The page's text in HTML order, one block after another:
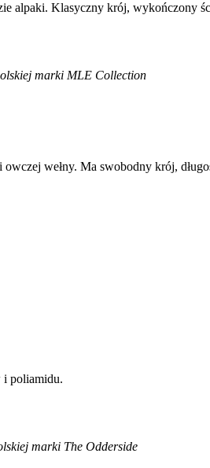
alpaki. Klasyczny krój, wykończony
marki MLE Collection
wełny. Ma swobodny krój,
i poliamidu.
marki The Odderside